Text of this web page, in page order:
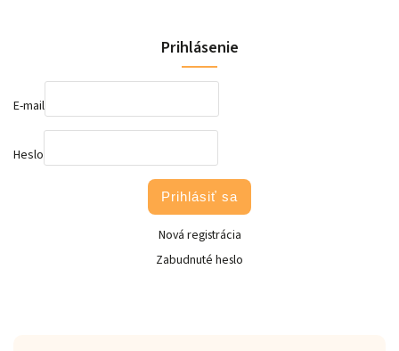
Prihlásenie
E-mail
Heslo
Prihlásiť sa
Nová registrácia
Zabudnuté heslo